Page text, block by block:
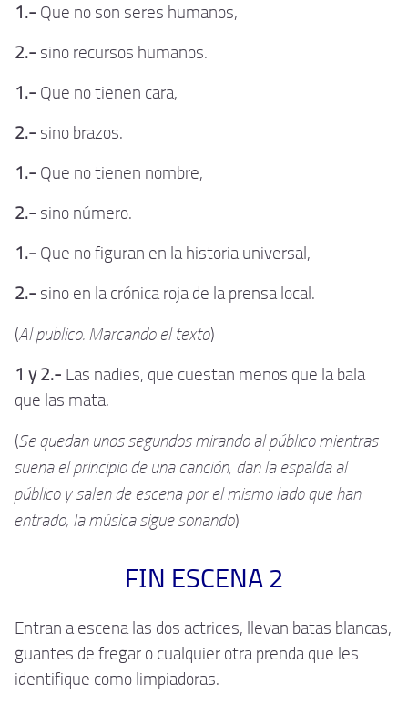
1.- Que no son seres humanos,
2.- sino recursos humanos.
1.- Que no tienen cara,
2.- sino brazos.
1.- Que no tienen nombre,
2.- sino número.
1.- Que no figuran en la historia universal,
2.- sino en la crónica roja de la prensa local.
(Al publico. Marcando el texto)
1 y 2.- Las nadies, que cuestan menos que la bala
que las mata.
(Se quedan unos segundos mirando al público mientras
suena el principio de una canción, dan la espalda al
público y salen de escena por el mismo lado que han
entrado, la música sigue sonando)
FIN ESCENA 2
Entran a escena las dos actrices, llevan batas blancas,
guantes de fregar o cualquier otra prenda que les
identifique como limpiadoras.